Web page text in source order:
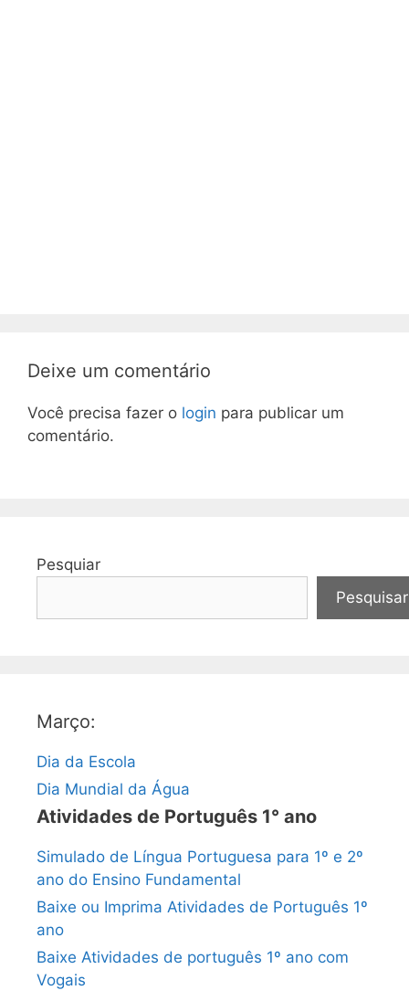
Deixe um comentário
Você precisa fazer o login para publicar um
comentário.
Pesquiar
Pesquisar
Março:
Dia da Escola
Dia Mundial da Água
Atividades de Português 1° ano
Simulado de Língua Portuguesa para 1º e 2º
ano do Ensino Fundamental
Baixe ou Imprima Atividades de Português 1º
ano
Baixe Atividades de português 1º ano com
Vogais